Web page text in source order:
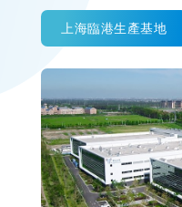
上海臨港生產基地